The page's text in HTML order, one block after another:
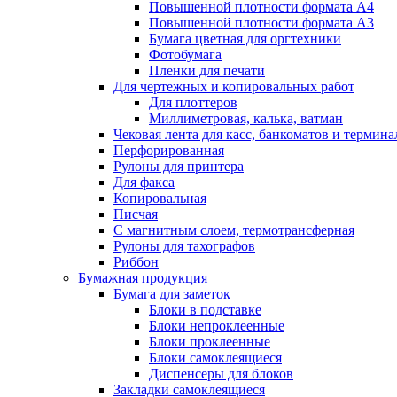
Повышенной плотности формата А4
Повышенной плотности формата А3
Бумага цветная для оргтехники
Фотобумага
Пленки для печати
Для чертежных и копировальных работ
Для плоттеров
Миллиметровая, калька, ватман
Чековая лента для касс, банкоматов и
Перфорированная
Рулоны для принтера
Для факса
Копировальная
Писчая
С магнитным слоем, термотрансферная
Рулоны для тахографов
Риббон
Бумажная продукция
Бумага для заметок
Блоки в подставке
Блоки непроклеенные
Блоки проклеенные
Блоки самоклеящиеся
Диспенсеры для блоков
Закладки самоклеящиеся